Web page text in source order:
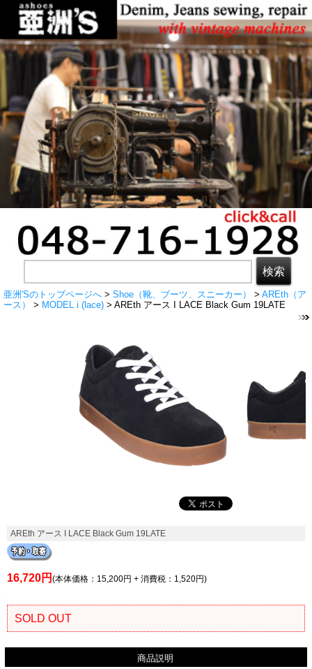
亜洲'Sのトップページへ > Shoe（靴、ブーツ、スニーカー） > AREth（ア
ース）
> MODEL i (lace) > AREth アース I LACE Black Gum 19LATE
AREth アース I LACE Black Gum 19LATE
16,720円 (本体価格：15,200円 + 消費税：1,520円)
SOLD OUT
商品説明